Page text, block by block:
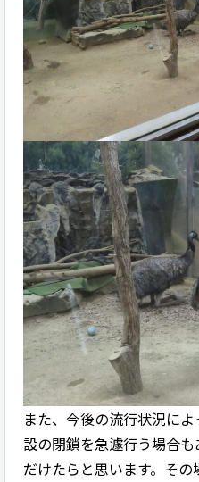
また、今後の流行状況に
設の閉鎖を急遽行う場合
だけたらと思います。そ